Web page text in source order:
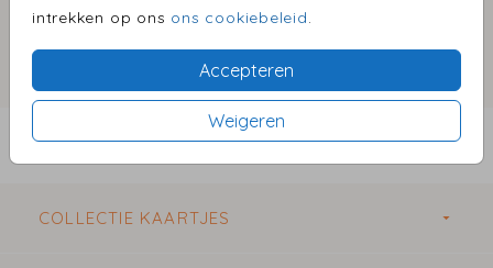
intrekken op ons ons cookiebeleid.
Accepteren
Weigeren
Druppelvormige, roségouden paperclips (25
Prijs:€ 5,50 per 25 paperclips
BESTEL EEN PROEFDRUK VANAF €1,00
COLLECTIE KAARTJES